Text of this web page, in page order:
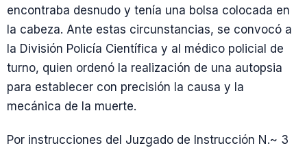
encontraba desnudo y tenía una bolsa colocada en
la cabeza. Ante estas circunstancias, se convocó a
la División Policía Científica y al médico policial de
turno, quien ordenó la realización de una autopsia
para establecer con precisión la causa y la
mecánica de la muerte.
Por instrucciones del Juzgado de Instrucción N.~ 3